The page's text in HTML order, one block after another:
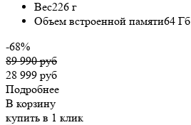
Вес226 г
Объем встроенной памяти64 Гб
-68%
89 990 руб
28 999 руб
Подробнее
В корзину
купить в 1 клик